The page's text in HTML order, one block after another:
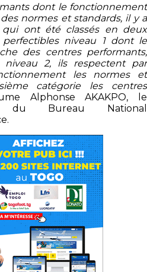
dont le fonctionnement
normes et standards, il y a
qui ont été classés en deux
niveau 1 dont le
des centres performants,
niveau 2, ils respectent par
les normes et
catégorie les centres
Alphonse AKAKPO, le
du Bureau National